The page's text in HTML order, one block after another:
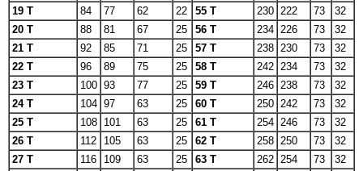
19 T
84 77 62 22 55 T 230 222 73
32
20 T
88 81 67 25 56 T 234 226 73
32
21 T
92 85 71 25 57 T 238 230 73
32
22 T
96 89 75 25 58 T 242 234 73
32
23 T
100 93 77 25 59 T 246 238 73
32
24 T
104 97 63 25 60 T 250 242 73
32
25 T
108 101 63 25 61 T 254 246 73
32
26 T
112 105 63 25 62 T 258 250 73
32
27 T
116 109 63 25 63 T 262 254 73
32